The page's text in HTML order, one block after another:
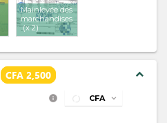
Mainlevée des
marchandises
(x 2)
CFA 2,500 expand_less
info CFA expand_more